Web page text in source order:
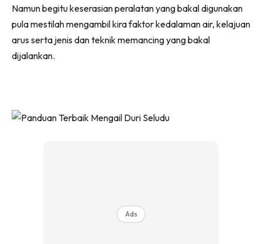
Namun begitu keserasian peralatan yang bakal digunakan
pula mestilah mengambil kira faktor kedalaman air, kelajuan
arus serta jenis dan teknik memancing yang bakal
dijalankan.
Ads